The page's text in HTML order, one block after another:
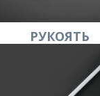
РУКОЯТЬ